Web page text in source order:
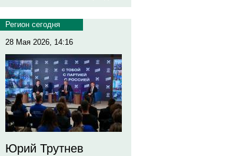
Регион сегодня
28 Мая 2026, 14:16
Юрий Трутнев